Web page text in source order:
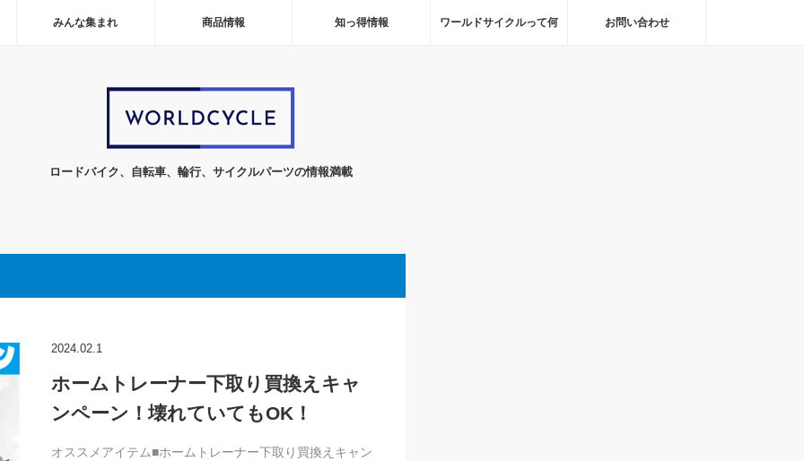
みんな集まれ 商品情報 知っ得情報 ワールドサイクルって何 お問い合わせ
ロードバイク、自転車、輪行、サイクルパーツの情報満載
2024.02.1
ホームトレーナー下取り買換えキャ
ンペーン！壊れていてもOK！
オススメアイテム■ホームトレーナー下取り買換えキャン